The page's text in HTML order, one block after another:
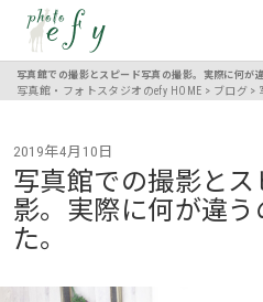
写真館での撮影とスピード写真の撮影。実際に何が
写真館・フォトスタジオのefy HOME > ブログ >
2019年4月10日
写真館での撮影と
影。実際に何が違
た。